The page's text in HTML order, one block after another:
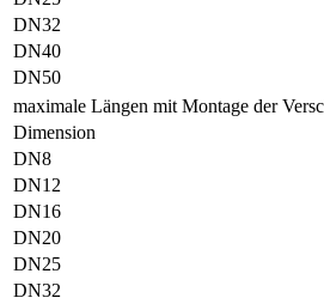
DN32
DN40
DN50
maximale Längen mit Montage der
Dimension
DN8
DN12
DN16
DN20
DN25
DN32